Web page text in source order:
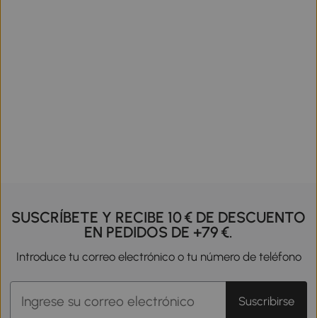
SUSCRÍBETE Y RECIBE 10 € DE DESCUENTO
EN PEDIDOS DE +79 €.
Introduce tu correo electrónico o tu número de teléfono
Suscribirse